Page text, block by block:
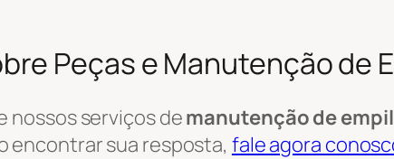
Peças e Manutenção de
nossos serviços demanutenção de
encontrar sua resposta, fale agora